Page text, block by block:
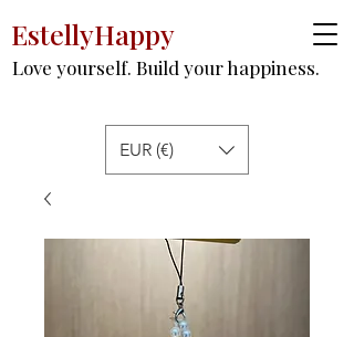
EstellyHappy
Love yourself. Build your happiness.
EUR (€)